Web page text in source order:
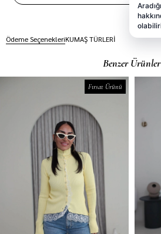
Ödeme SeçenekleriKUMAŞ TÜRLERİ
Benzer Ürünler
Fırsat Ürünü